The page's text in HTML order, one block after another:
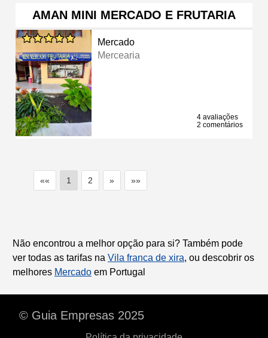
AMAN MINI MERCADO E FRUTARIA
Mercado
Mercearia
4 avaliações
2 comentários
«« 1 2 » »»
Não encontrou a melhor opção para si? Também pode
ver todas as tarifas na Vila franca de xira, ou descobrir os
melhores Mercado em Portugal
© Guia Empresas 2025